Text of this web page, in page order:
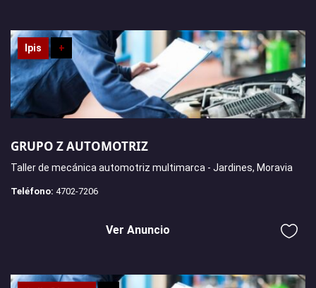
Ipis +
GRUPO Z AUTOMOTRIZ
Taller de mecánica automotriz multimarca - Jardines, Moravia
Teléfono: 4702-7206
Ver Anuncio